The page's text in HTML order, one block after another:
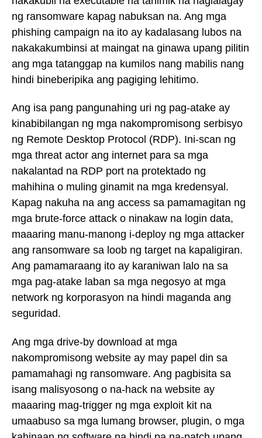
ng ransomware kapag nabuksan na. Ang mga
phishing campaign na ito ay kadalasang lubos na
nakakakumbinsi at maingat na ginawa upang pilitin
ang mga tatanggap na kumilos nang mabilis nang
hindi bineberipika ang pagiging lehitimo.
Ang isa pang pangunahing uri ng pag-atake ay
kinabibilangan ng mga nakompromisong serbisyo
ng Remote Desktop Protocol (RDP). Ini-scan ng
mga threat actor ang internet para sa mga
nakalantad na RDP port na protektado ng
mahihina o muling ginamit na mga kredensyal.
Kapag nakuha na ang access sa pamamagitan ng
mga brute-force attack o ninakaw na login data,
maaaring manu-manong i-deploy ng mga attacker
ang ransomware sa loob ng target na kapaligiran.
Ang pamamaraang ito ay karaniwan lalo na sa
mga pag-atake laban sa mga negosyo at mga
network ng korporasyon na hindi maganda ang
seguridad.
Ang mga drive-by download at mga
nakompromisong website ay may papel din sa
pamamahagi ng ransomware. Ang pagbisita sa
isang malisyosong o na-hack na website ay
maaaring mag-trigger ng mga exploit kit na
umaabuso sa mga lumang browser, plugin, o mga